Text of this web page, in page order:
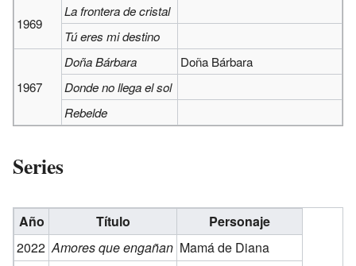
1969
La frontera de cristal
Tú eres mi destino
1967
Doña Bárbara
Doña Bárbara
Donde no llega el sol
Rebelde
Series
Año Título
Personaje
2022 Amores que engañan Mamá de Diana